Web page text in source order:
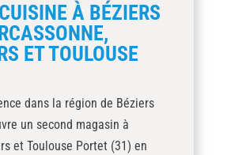
À BÉZIERS
ET TOULOUSE
dans la région de Béziers
un second magasin à
et Toulouse Portet (31) en